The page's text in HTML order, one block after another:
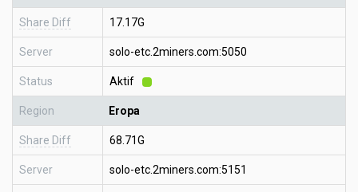
Share Diff 17.17G
Server solo-etc.2miners.com:5050
Status Aktif
Region Eropa
Share Diff 68.71G
Server solo-etc.2miners.com:5151